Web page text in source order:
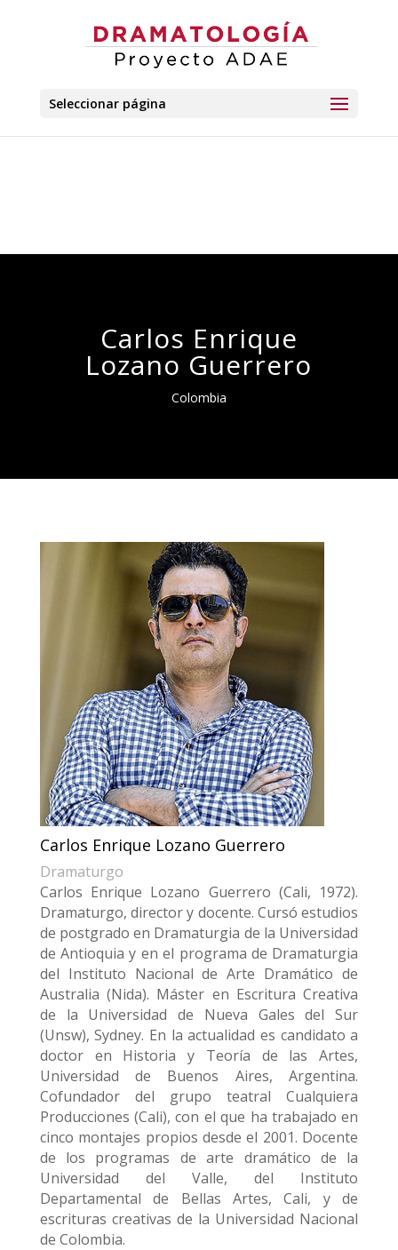
Seleccionar página
Carlos Enrique
Lozano Guerrero
Colombia
Carlos Enrique Lozano Guerrero
Dramaturgo
Carlos Enrique Lozano Guerrero (Cali, 1972).
Dramaturgo, director y docente. Cursó estudios
de postgrado en Dramaturgia de la Universidad
de Antioquia y en el programa de Dramaturgia
del Instituto Nacional de Arte Dramático de
Australia (Nida). Máster en Escritura Creativa
de la Universidad de Nueva Gales del Sur
(Unsw), Sydney. En la actualidad es candidato a
doctor en Historia y Teoría de las Artes,
Universidad de Buenos Aires, Argentina.
Cofundador del grupo teatral Cualquiera
Producciones (Cali), con el que ha trabajado en
cinco montajes propios desde el 2001. Docente
de los programas de arte dramático de la
Universidad del Valle, del Instituto
Departamental de Bellas Artes, Cali, y de
escrituras creativas de la Universidad Nacional
de Colombia.